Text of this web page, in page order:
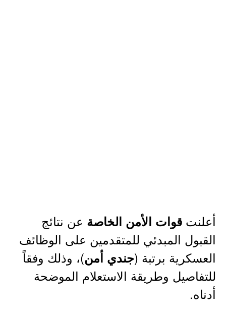
أعلنت قوات الأمن الخاصة عن نتائج
القبول المبدئي للمتقدمين على الوظائف
العسكرية برتبة (جندي أمن)، وذلك وفقاً
للتفاصيل وطريقة الاستعلام الموضحة
أدناه.